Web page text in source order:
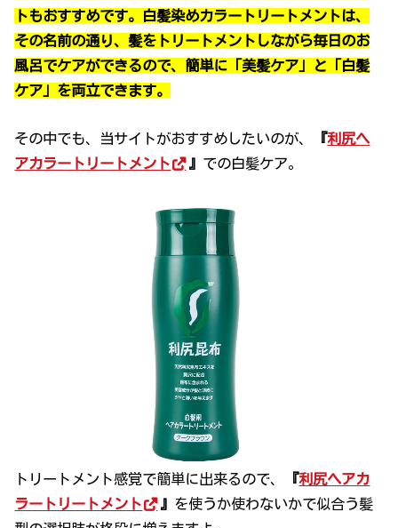
トもおすすめです。白髪染めカラートリートメントは、
その名前の通り、髪をトリートメントしながら毎日のお
風呂でケアができるので、簡単に「美髪ケア」と「白髪
ケア」を両立できます。
その中でも、当サイトがおすすめしたいのが、 『利尻ヘ
アカラートリートメント
』 での白髪ケア。
トリートメント感覚で簡単に出来るので、 『利尻ヘアカ
ラートリートメント
』 を使うか使わないかで似合う髪